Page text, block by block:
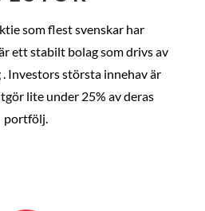
som flest svenskar har
ett stabilt bolag som drivs av
Investors största innehav är
lite under 25% av deras
portfölj.